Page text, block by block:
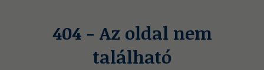
404 - Az oldal nem
található